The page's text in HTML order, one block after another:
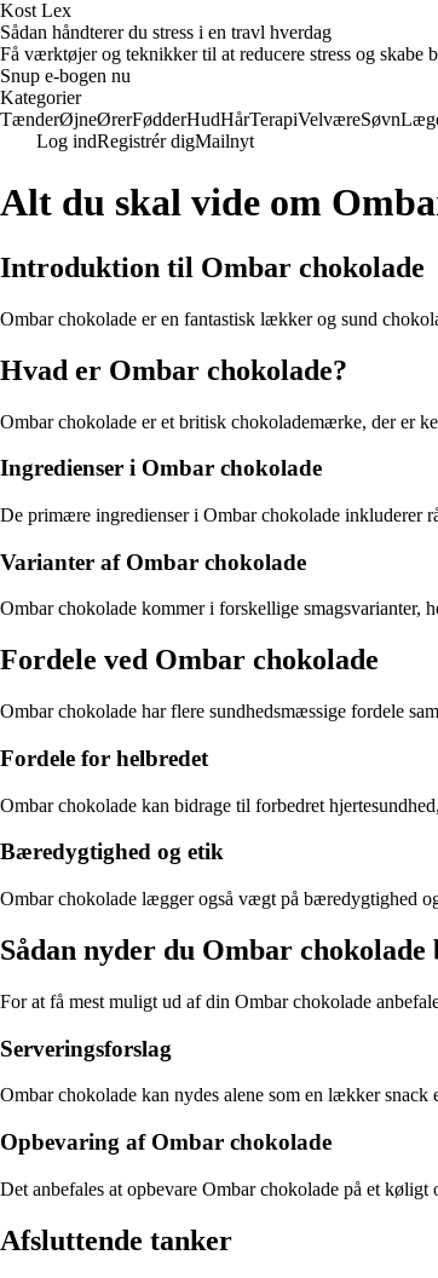
Kost Lex
Sådan håndterer du stress i en travl hverdag
Få værktøjer og teknikker til at reducere stress og
Snup e-bogen nu
Kategorier
TænderØjneØrerFødderHudHårTerapiVelværeSøvn
Log indRegistrér digMailnyt
Alt du skal vide om
Introduktion til Ombar chokolade
Ombar chokolade er en fantastisk lækker og sund
Hvad er Ombar chokolade?
Ombar chokolade er et britisk chokolademærke, der er
Ingredienser i Ombar chokolade
De primære ingredienser i Ombar chokolade inkluderer
Varianter af Ombar chokolade
Ombar chokolade kommer i forskellige
Fordele ved Ombar chokolade
Ombar chokolade har flere sundhedsmæssige fordele
Fordele for helbredet
Ombar chokolade kan bidrage til forbedret
Bæredygtighed og etik
Ombar chokolade lægger også vægt på bæredygtighed
Sådan nyder du Ombar chokolade
For at få mest muligt ud af din Ombar chokolade
Serveringsforslag
Ombar chokolade kan nydes alene som en lækker
Opbevaring af Ombar chokolade
Det anbefales at opbevare Ombar chokolade på et
Afsluttende tanker